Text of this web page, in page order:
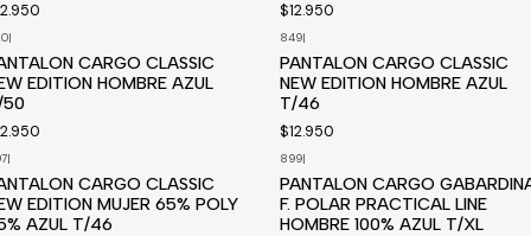
$12.950
|
CARGO CLASSIC
EDITION HOMBRE AZUL
849|
PANTALON CARGO CLASSIC
NEW EDITION HOMBRE AZUL
T/46
$12.950
|
CARGO CLASSIC
EDITION MUJER 65% POLY
AZUL T/46
899|
PANTALON CARGO
F. POLAR PRACTICAL LINE
HOMBRE 100% AZUL T/XL